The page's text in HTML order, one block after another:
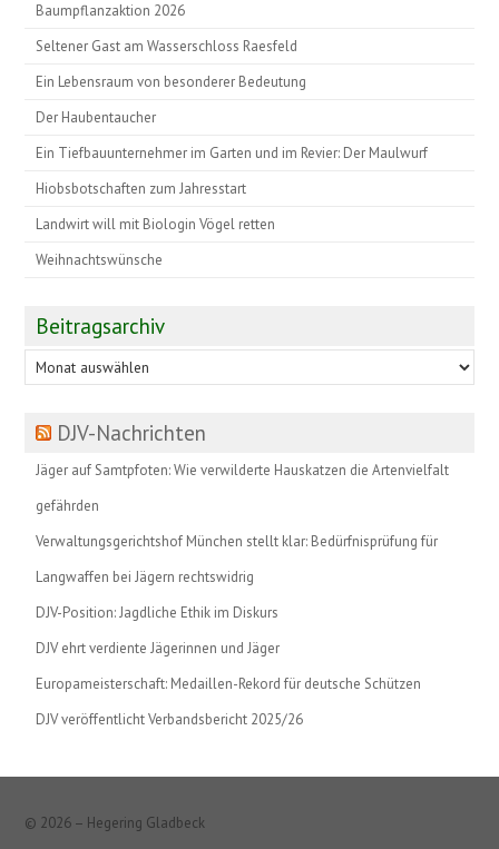
Baumpflanzaktion 2026
Seltener Gast am Wasserschloss Raesfeld
Ein Lebensraum von besonderer Bedeutung
Der Haubentaucher
Ein Tiefbauunternehmer im Garten und im Revier: Der Maulwurf
Hiobsbotschaften zum Jahresstart
Landwirt will mit Biologin Vögel retten
Weihnachtswünsche
Beitragsarchiv
Beitragsarchiv
DJV-Nachrichten
Jäger auf Samtpfoten: Wie verwilderte Hauskatzen die Artenvielfalt
gefährden
Verwaltungsgerichtshof München stellt klar: Bedürfnisprüfung für
Langwaffen bei Jägern rechtswidrig
DJV-Position: Jagdliche Ethik im Diskurs
DJV ehrt verdiente Jägerinnen und Jäger
Europameisterschaft: Medaillen-Rekord für deutsche Schützen
DJV veröffentlicht Verbandsbericht 2025/26
© 2026 – Hegering Gladbeck